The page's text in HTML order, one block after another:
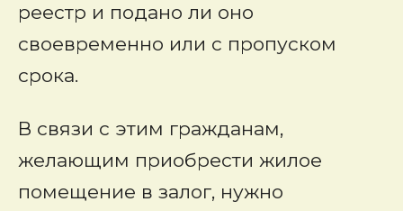
реестр и подано ли оно
своевременно или с пропуском
срока.
В связи с этим гражданам,
желающим приобрести жилое
помещение в залог, нужно